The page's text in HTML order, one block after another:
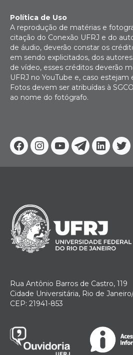
Facebook
Instagram
YoutubeTelegram
Política de Uso
A reprodução de matérias e
citação do Conexão UFRJ e do
de áudio, deverão constar os
em sendo explicitados, dos
de vídeo, esses créditos deverão
UFRJ no YouTube e, caso estejam
Fotos devem ser atribuídas à
ao nome do fotógrafo.
Rua Antônio Barros de Castro, 119
Cidade Universitária, Rio de
CEP: 21941-853